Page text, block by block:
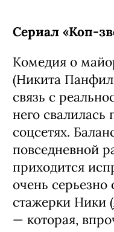
Сериал «Коп-
Комедия о
(Никита
связь с
него свалилась
соцсетях.
повседневной
приходится
очень серьезно
стажерки Ники (
— которая,